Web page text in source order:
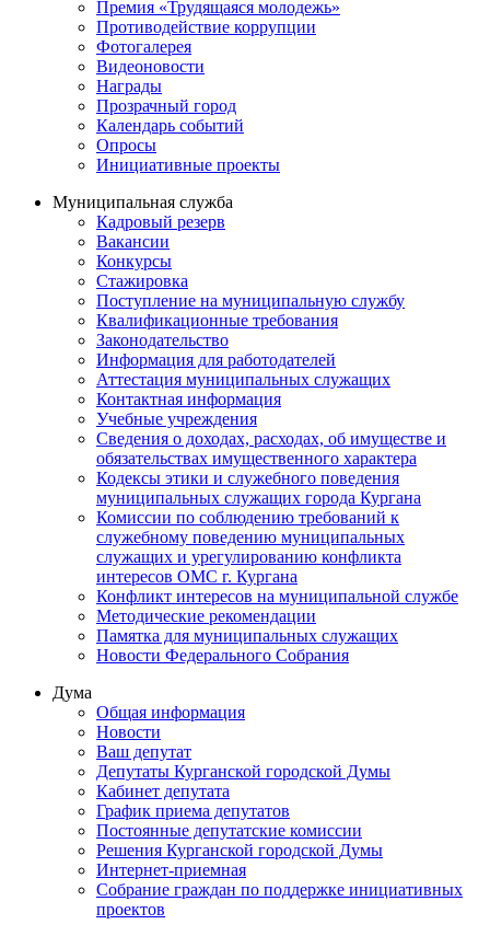
Премия «Трудящаяся молодежь»
Противодействие коррупции
Фотогалерея
Видеоновости
Награды
Прозрачный город
Календарь событий
Опросы
Инициативные проекты
Муниципальная служба
Кадровый резерв
Вакансии
Конкурсы
Стажировка
Поступление на муниципальную службу
Квалификационные требования
Законодательство
Информация для работодателей
Аттестация муниципальных служащих
Контактная информация
Учебные учреждения
Сведения о доходах, расходах, об имуществе и
обязательствах имущественного характера
Кодексы этики и служебного поведения
муниципальных служащих города Кургана
Комиссии по соблюдению требований к
служебному поведению муниципальных
служащих и урегулированию конфликта
интересов ОМС г. Кургана
Конфликт интересов на муниципальной службе
Методические рекомендации
Памятка для муниципальных служащих
Новости Федерального Cобрания
Дума
Общая информация
Новости
Ваш депутат
Депутаты Курганской городской Думы
Кабинет депутата
График приема депутатов
Постоянные депутатские комиссии
Решения Курганской городской Думы
Интернет-приемная
Собрание граждан по поддержке инициативных
проектов